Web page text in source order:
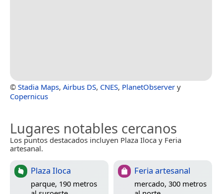
© Stadia Maps, Airbus DS, CNES, PlanetObserver y
Copernicus
Lugares notables cercanos
Los puntos destacados incluyen Plaza Iloca y Feria
artesanal.
Plaza Iloca
parque, 190 metros
Feria artesanal
mercado, 300 metros